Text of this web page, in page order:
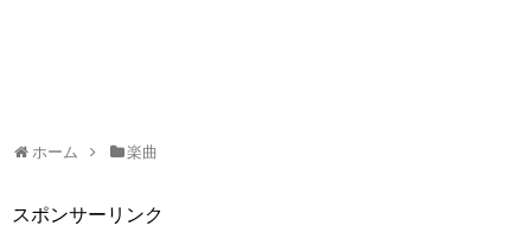
ホーム 楽曲
スポンサーリンク